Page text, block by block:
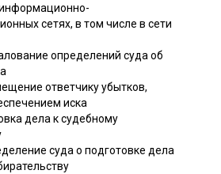
сетях, в том числе в сети
определений суда об
ответчику убытков,
иска
дела к судебному
суда о подготовке дела